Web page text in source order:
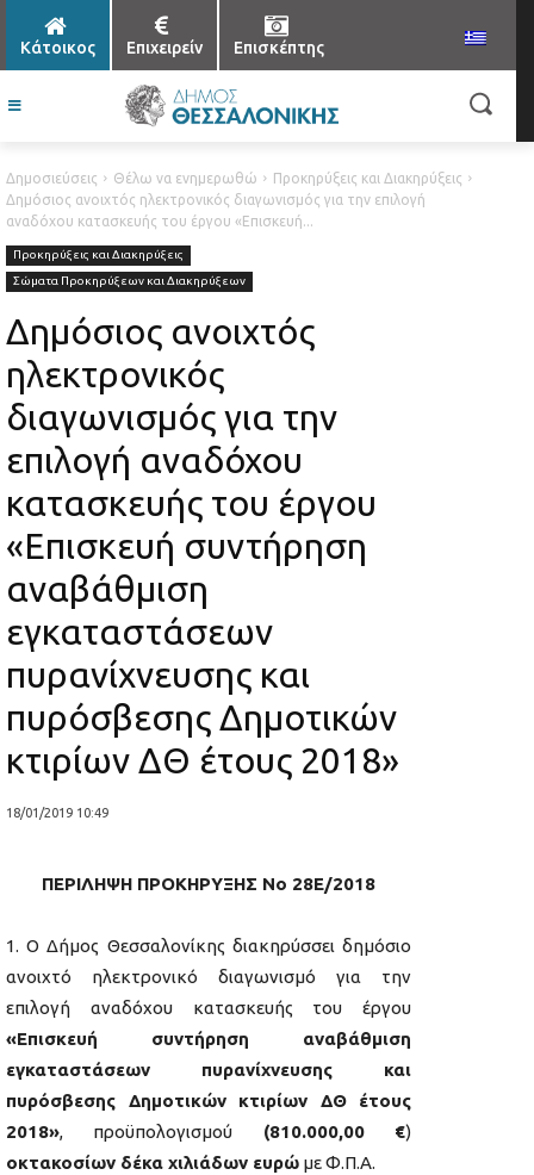
Κάτοικος Επιχειρείν Επισκέπτης
Δημοσιεύσεις Θέλω να ενημερωθώ
Προκηρύξεις και Διακηρύξεις
Δημόσιος ανοιχτός ηλεκτρονικός διαγωνισμός για την επιλογή
αναδόχου κατασκευής του έργου «Επισκευή...
Προκηρύξεις και Διακηρύξεις
Σώματα Προκηρύξεων και Διακηρύξεων
Δημόσιος ανοιχτός
ηλεκτρονικός
διαγωνισμός για την
επιλογή αναδόχου
κατασκευής του έργου
«Επισκευή συντήρηση
αναβάθμιση
εγκαταστάσεων
πυρανίχνευσης και
πυρόσβεσης Δημοτικών
κτιρίων ΔΘ έτους 2018»
18/01/2019 10:49
ΠΕΡΙΛΗΨΗ ΠΡΟΚΗΡΥΞΗΣ No 28Ε/2018
Ο Δήμος Θεσσαλονίκης διακηρύσσει δημόσιο
ανοιχτό ηλεκτρονικό διαγωνισμό για την
επιλογή αναδόχου κατασκευής του έργου
«Επισκευή συντήρηση αναβάθμιση
εγκαταστάσεων πυρανίχνευσης και
πυρόσβεσης Δημοτικών κτιρίων ΔΘ έτους
2018», προϋπολογισμού (810.000,00 €)
οκτακοσίων δέκα χιλιάδων ευρώ με Φ.Π.Α.